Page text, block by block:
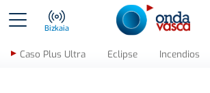
Bizkaia
Caso Plus Ultra Eclipse Incendios